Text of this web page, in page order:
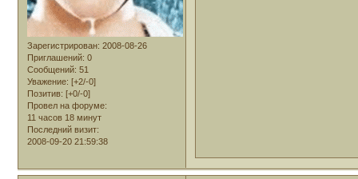
Зарегистрирован: 2008-08-26
Приглашений: 0
Сообщений: 51
Уважение: [+2/-0]
Позитив: [+0/-0]
Провел на форуме:
11 часов 18 минут
Последний визит:
2008-09-20 21:59:38